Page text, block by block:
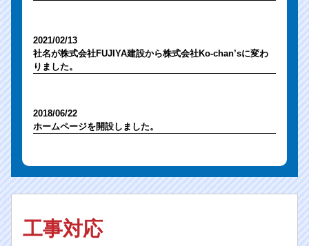
2021/02/13
社名が株式会社FUJIYA建設から株式会社Ko-chan’sに変わ
りました。
2018/06/22
ホームページを開設しました。
工事対応